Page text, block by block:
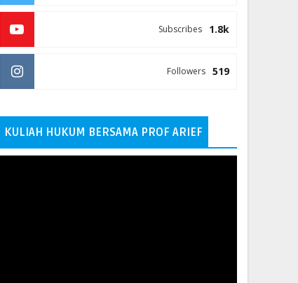
1.8k
Subscribes
519
Followers
KULIAH HUKUM BERSAMA PROF ARIEF